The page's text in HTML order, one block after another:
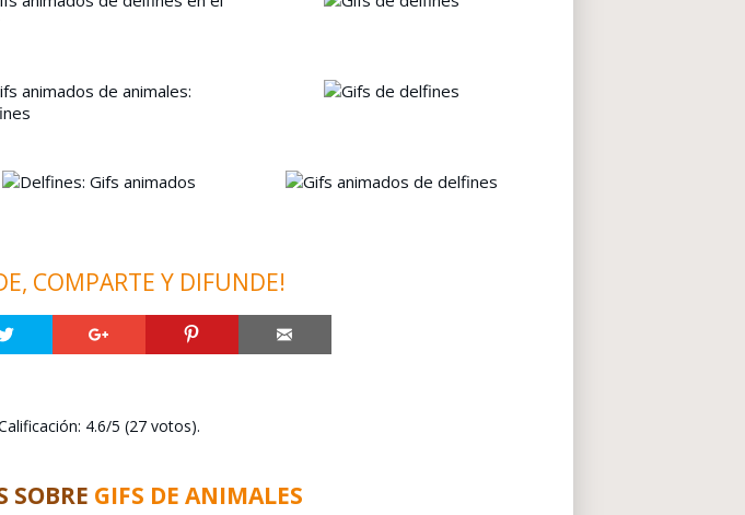
COMPARTE Y DIFUNDE!
4.6/5 (27 votos).
SOBRE GIFS DE ANIMALES